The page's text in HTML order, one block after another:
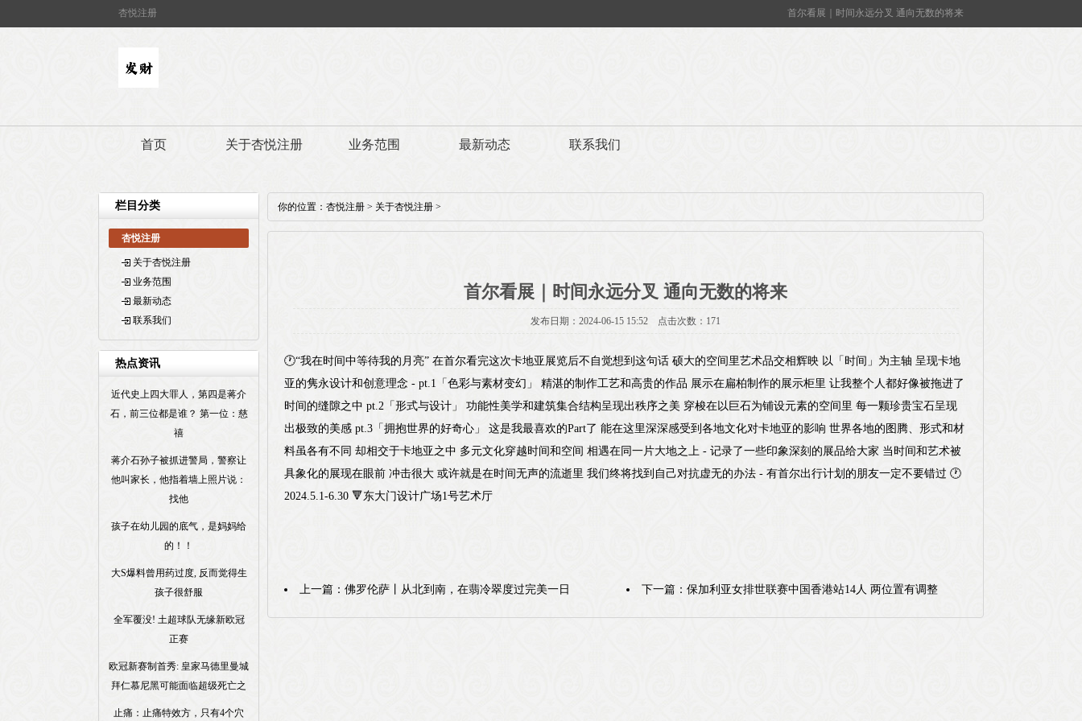
杏悦注册 首尔看展｜时间永远分叉 通向无数的将来
首页 关于杏悦注册 业务范围 最新动态 联系我们
栏目分类
杏悦注册
关于杏悦注册
业务范围
最新动态
联系我们
热点资讯
近代史上四大罪人，第四是蒋介
石，前三位都是谁？ 第一位：慈
禧
蒋介石孙子被抓进警局，警察让
他叫家长，他指着墙上照片说：
找他
孩子在幼儿园的底气，是妈妈给
的！！
大S爆料曾用药过度, 反而觉得生
孩子很舒服
全军覆没! 土超球队无缘新欧冠
正赛
欧冠新赛制首秀: 皇家马德里曼城
拜仁慕尼黑可能面临超级死亡之
止痛：止痛特效方，只有4个穴
你的位置： 杏悦注册 > 关于杏悦注册 >
首尔看展｜时间永远分叉 通向无数的将来
发布日期：2024-06-15 15:52 点击次数：171
🕐“我在时间中等待我的月亮” 在首尔看完这次卡地亚展览后不自觉想到这句话 硕大的空间里艺术品交相辉映 以「时间」为主轴 呈现卡地
亚的隽永设计和创意理念 - pt.1「色彩与素材变幻」 精湛的制作工艺和高贵的作品 展示在扁柏制作的展示柜里 让我整个人都好像被拖进了
时间的缝隙之中 pt.2「形式与设计」 功能性美学和建筑集合结构呈现出秩序之美 穿梭在以巨石为铺设元素的空间里 每一颗珍贵宝石呈现
出极致的美感 pt.3「拥抱世界的好奇心」 这是我最喜欢的Part了 能在这里深深感受到各地文化对卡地亚的影响 世界各地的图腾、形式和材
料虽各有不同 却相交于卡地亚之中 多元文化穿越时间和空间 相遇在同一片大地之上 - 记录了一些印象深刻的展品给大家 当时间和艺术被
具象化的展现在眼前 冲击很大 或许就是在时间无声的流逝里 我们终将找到自己对抗虚无的办法 - 有首尔出行计划的朋友一定不要错过 🕐
2024.5.1-6.30 🔻东大门设计广场1号艺术厅
上一篇： 佛罗伦萨丨从北到南，在翡冷翠度过完美一日 下一篇： 保加利亚女排世联赛中国香港站14人 两位置有调整